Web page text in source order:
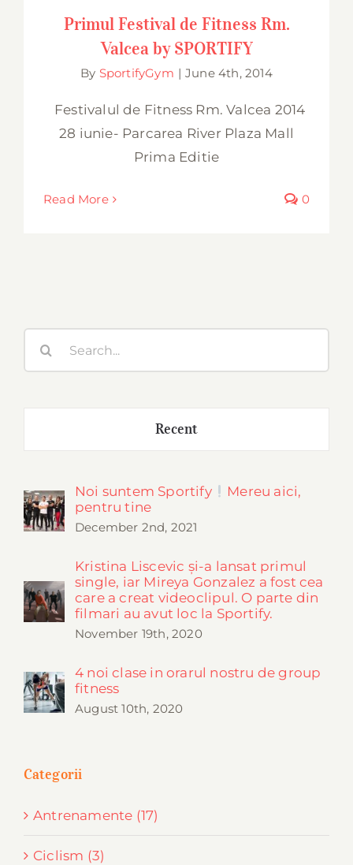
SPORTIFY
Primul Festival de Fitness Rm.
Valcea by SPORTIFY
By SportifyGym | June 4th, 2014
Festivalul de Fitness Rm. Valcea 2014
28 iunie- Parcarea River Plaza Mall
Prima Editie
Read More 0
Recent
Noi suntem Sportify
Mereu aici,
pentru tine
December 2nd, 2021
Kristina Liscevic și-a lansat primul
single, iar Mireya Gonzalez a fost cea
care a creat videoclipul. O parte din
filmari au avut loc la Sportify.
November 19th, 2020
4 noi clase in orarul nostru de group
fitness
August 10th, 2020
Categorii
Antrenamente (17)
Ciclism (3)